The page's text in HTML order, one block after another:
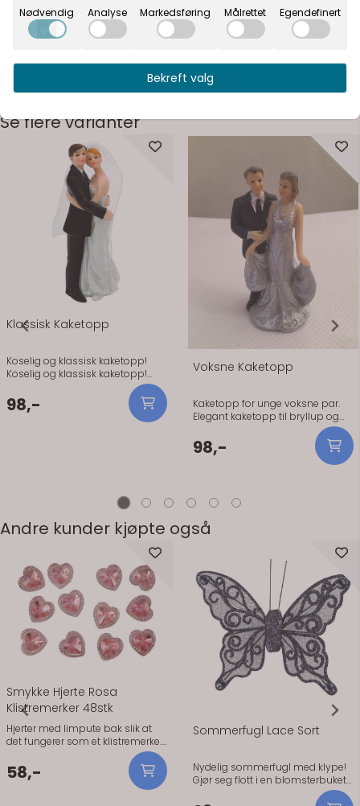
cm.
Se flere varianter
Klassisk Kaketopp
Koselig og klassisk kaketopp!
Koselig og klassisk kaketopp!
98,-
Voksne Kaketopp
Kaketopp for unge voksne par.
Elegant kaketopp til bryllup og
sølvbryllup. Velg mellom to ulike
alternativer. Kaketopp for unge
voksne par. Elegant kaketopp til
98,-
Andre kunder kjøpte også
Smykke Hjerte Rosa
Klistremerker 48stk
Hjerter med limpute bak slik at
det fungerer som et klistremerke.
Flott å pynte på bordkort eller
feste på lys eller en bordløper.
Inneholder 48 klistremerker.
På lager
58,-
Sommerfugl Lace Sort
Nydelig sommerfugl med klype!
Gjør seg flott i en blomsterbukett,
som bordpynt, serviettpynt eller
På lager
Nødvendig Analyse Markedsføring Målrettet Egendefinert
Bekreft valg